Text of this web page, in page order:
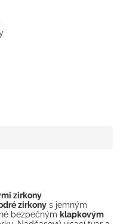
zirkony
zirkony s jemným
bezpečným klapkovým